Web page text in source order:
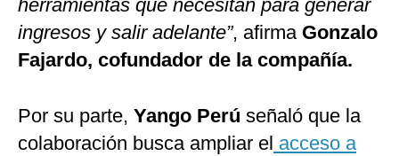
herramientas que necesitan para generar
ingresos y salir adelante”, afirma Gonzalo
Fajardo, cofundador de la compañía.
Por su parte, Yango Perú señaló que la
colaboración busca ampliar el acceso a